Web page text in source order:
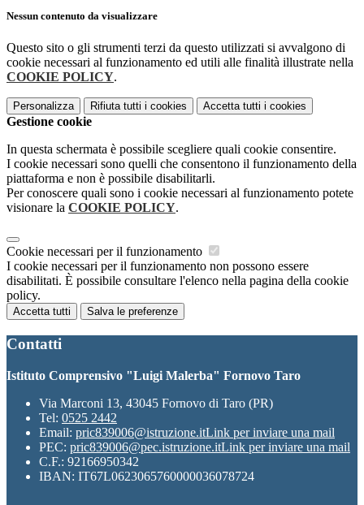
Nessun contenuto da visualizzare
Questo sito o gli strumenti terzi da questo utilizzati si avvalgono di
cookie necessari al funzionamento ed utili alle finalità illustrate nella
COOKIE POLICY.
Personalizza Rifiuta tutti i cookies Accetta tutti i cookies
Gestione cookie
In questa schermata è possibile scegliere quali cookie consentire.
I cookie necessari sono quelli che consentono il funzionamento della
piattaforma e non è possibile disabilitarli.
Per conoscere quali sono i cookie necessari al funzionamento potete
visionare la COOKIE POLICY.
Cookie necessari per il funzionamento
I cookie necessari per il funzionamento non possono essere
disabilitati. È possibile consultare l'elenco nella pagina della cookie
policy.
Accetta tutti Salva le preferenze
Contatti
Istituto Comprensivo "Luigi Malerba" Fornovo Taro
Via Marconi 13, 43045 Fornovo di Taro (PR)
Tel: 0525 2442
Email: pric839006@istruzione.itLink per inviare una mail
PEC: pric839006@pec.istruzione.itLink per inviare una mail
C.F.: 92166950342
IBAN: IT67L0623065760000036078724